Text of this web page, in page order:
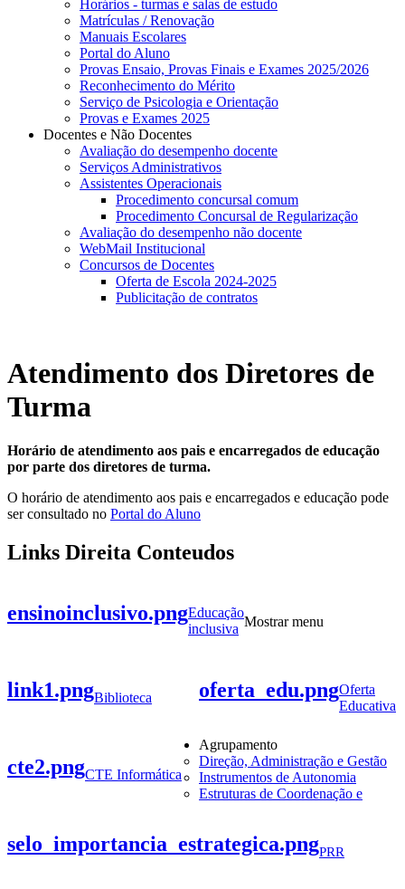
Horários - turmas e salas de estudo
Matrículas / Renovação
Manuais Escolares
Portal do Aluno
Provas Ensaio, Provas Finais e Exames 2025/2026
Reconhecimento do Mérito
Serviço de Psicologia e Orientação
Provas e Exames 2025
Docentes e Não Docentes
Avaliação do desempenho docente
Serviços Administrativos
Assistentes Operacionais
Procedimento concursal comum
Procedimento Concursal de Regularização
Avaliação do desempenho não docente
WebMail Institucional
Concursos de Docentes
Oferta de Escola 2024-2025
Publicitação de contratos
Atendimento dos Diretores de
Turma
Horário de atendimento aos pais e encarregados de educação
por parte dos diretores de turma.
O horário de atendimento aos pais e encarregados e educação pode
ser consultado no Portal do Aluno
Links Direita Conteudos
ensinoinclusivo.pngEducação
inclusiva
link1.pngBiblioteca oferta_edu.pngOferta
Educativa
cte2.pngCTE Informática
selo_importancia_estrategica.pngPRR
Mostrar menu
Agrupamento
Direção, Administração e Gestão
Instrumentos de Autonomia
Estruturas de Coordenação e